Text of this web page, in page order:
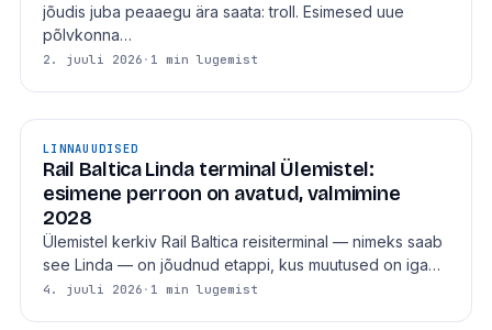
jõudis juba peaaegu ära saata: troll. Esimesed uue
põlvkonna…
2. juuli 2026 · 1 min lugemist
LINNAUUDISED
Rail Baltica Linda terminal Ülemistel:
esimene perroon on avatud, valmimine
2028
Ülemistel kerkiv Rail Baltica reisiterminal — nimeks saab
see Linda — on jõudnud etappi, kus muutused on iga…
4. juuli 2026 · 1 min lugemist